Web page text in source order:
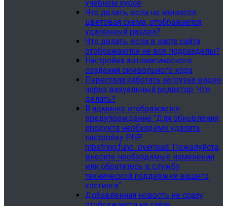
учебном курсе
Что делать, если не меняется
цветовая схема, отображается
удаленный раздел?
Что делать, если в карте сайта
отображаются не все подразделы?
Настройка автоматического
создания символьного кода
Перестала работать загрузка видео
через визуальный редактор. Что
делать?
В админке отображается
предупреждение "Для обновления
продукта необходимо удалить
настройку PHP
mbstring.func_overload. Пожалуйста,
внесите необходимые изменения
или обратитесь в службу
технической поддержки вашего
хостинга."
Добавленная новость не сразу